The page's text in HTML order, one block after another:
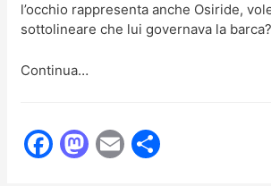
l’occhio rappresenta anche Osiride,
sottolineare che lui governava la barca?
Continua…
F
M E